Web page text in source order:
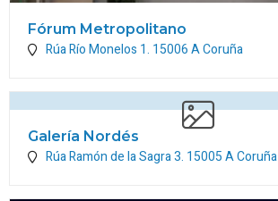
Fórum Metropolitano
Rúa Río Monelos 1. 15006A Coruña
Galería Nordés
Rúa Ramón de la Sagra 3. 15005A Coruña